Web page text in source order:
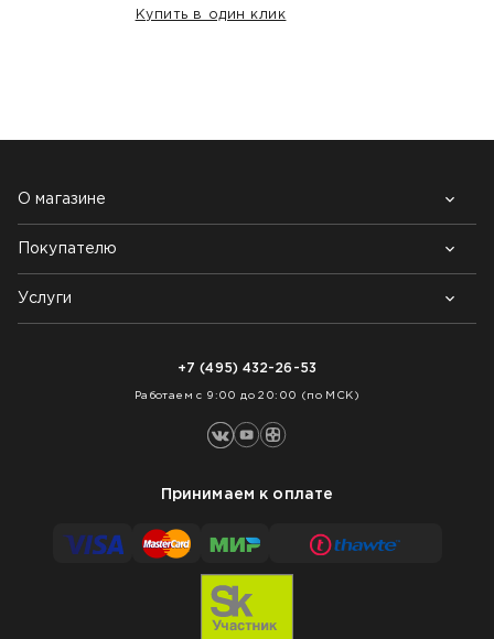
Купить в один клик
О магазине
Почему выбирают нас
Контакты
Блог
Покупателю
Возврат товара
Как заказать
Услуги
+7 (495) 432-26-53
Работаем с 9:00 до 20:00 (по МСК)
Принимаем к оплате